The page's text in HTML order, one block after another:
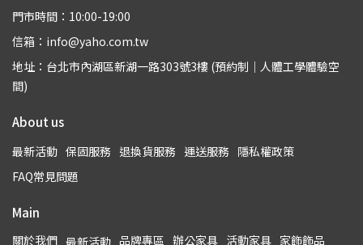
門市時間：10:00-19:00
信箱：info@yaho.com.tw
地址：台北市內湖區新湖一路303號3樓 (預約制｜人體工學體驗空
間)
About us
最新活動 保固服務 退換貨服務 運送服務 隱私權政策
FAQ常見問題
Main
關於我們 最新活動 品牌專區 辦公家具 活動家具 家飾飾品